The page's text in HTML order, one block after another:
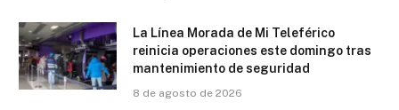
La Línea Morada de Mi Teleférico
reinicia operaciones este domingo tras
mantenimiento de seguridad
8 de agosto de 2026